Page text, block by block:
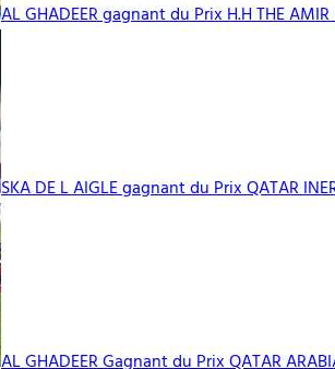
AL GHADEER gagnant du Prix H.H THE
SKA DE L AIGLE gagnant du Prix QATAR
AL GHADEER Gagnant du Prix QATAR